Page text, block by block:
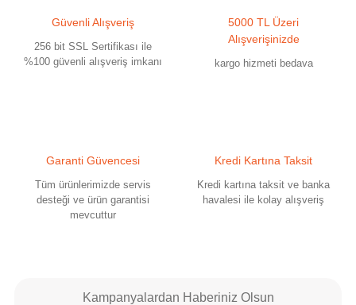
Güvenli Alışveriş
256 bit SSL Sertifikası ile
%100 güvenli alışveriş imkanı
5000 TL Üzeri
Alışverişinizde
kargo hizmeti bedava
Garanti Güvencesi
Tüm ürünlerimizde servis
desteği ve ürün garantisi
mevcuttur
Kredi Kartına Taksit
Kredi kartına taksit ve banka
havalesi ile kolay alışveriş
Kampanyalardan Haberiniz Olsun